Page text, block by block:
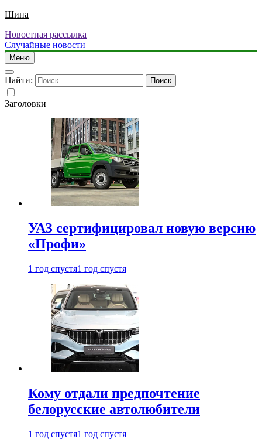
Шина
Новостная рассылка
Случайные новости
Меню
Найти:
Заголовки
УАЗ сертифицировал новую версию
«Профи»
1 год спустя1 год спустя
Кому отдали предпочтение
белорусские автолюбители
1 год спустя1 год спустя